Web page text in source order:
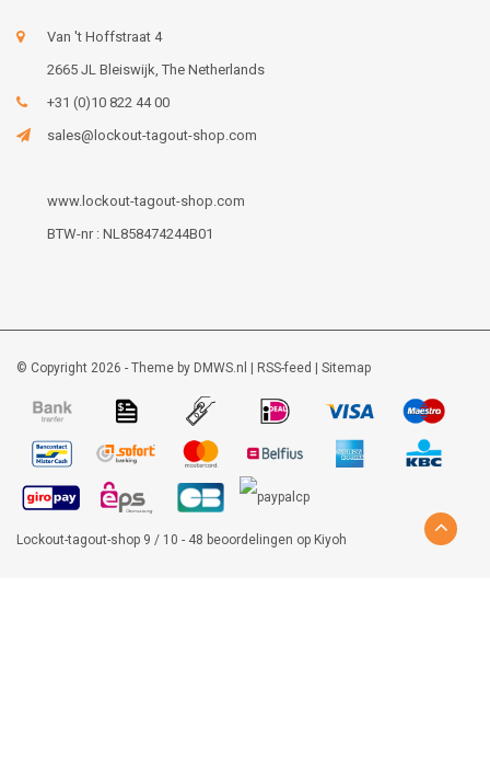
Van 't Hoffstraat 4
2665 JL Bleiswijk, The Netherlands
+31 (0)10 822 44 00
sales@lockout-tagout-shop.com
www.lockout-tagout-shop.com
BTW-nr : NL858474244B01
© Copyright 2026 - Theme by DMWS.nl | RSS-feed | Sitemap
Lockout-tagout-shop 9 / 10 - 48 beoordelingen op Kiyoh